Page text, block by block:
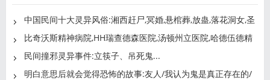
中国民间十大灵异风俗:湘西赶尸,冥婚,悬棺葬,放蛊,落花洞女,圣
比奇沃斯精神病院,HH瑞查德森医院,汤顿州立医院,哈德伍德精
神
民间撞邪灵异事件:立筷子、吊死鬼...
明白意思后就会觉得恐怖的故事:友人/我认为鬼是真正存在的/